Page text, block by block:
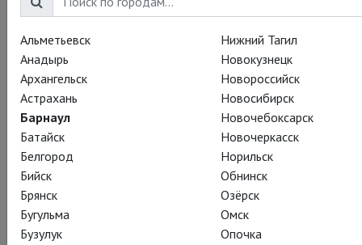
Исчезновение
репертуарного театра.
Новый фильм Люка
Дэйла «Обучение
актёра»
Имелда Стонтон, Джуди Денч, Дерек Джекоби, Стивен
Беркофф и другие хорошо знакомые нам актёры выступили
в поддержку репертуарного театра в документальном
Альметьевск
Анадырь
Архангельск
Астрахань
Барнаул
Батайск
Белгород
Бийск
Брянск
Бугульма
Бузулук
Нижний Тагил
Новокузнецк
Новороссийск
Новосибирск
Новочебоксарск
Новочеркасск
Норильск
Обнинск
Озёрск
Омск
Опочка